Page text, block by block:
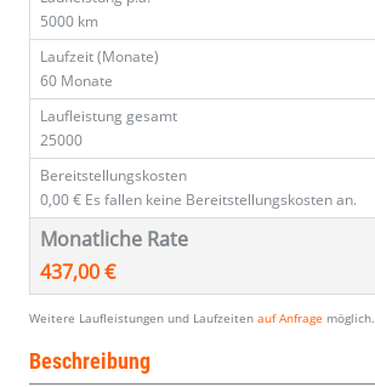
5000 km
Laufzeit (Monate)
60 Monate
Laufleistung gesamt
25000
Bereitstellungskosten
0,00 € Es fallen keine Bereitstellungskosten an.
Monatliche Rate
437,00 €
Weitere Laufleistungen und Laufzeiten auf Anfrage möglich.
Beschreibung